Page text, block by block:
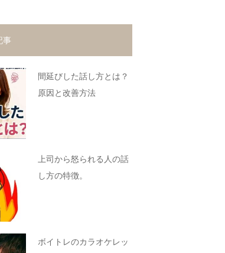
事
間延びした話し方とは？
原因と改善方法
上司から怒られる人の話
し方の特徴。
ボイトレのカラオケレッ